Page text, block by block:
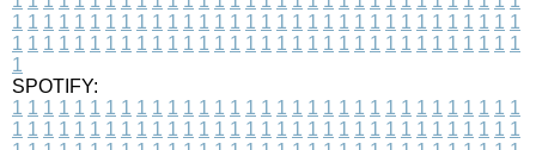
1 1 1 1 1 1 1 1 1 1 1 1 1 1 1 1 1 1 1 1 1 1 1 1 1 1 1 1 1 1 1 1 1
1 1 1 1 1 1 1 1 1 1 1 1 1 1 1 1 1 1 1 1 1 1 1 1 1 1 1 1 1 1 1 1 1
1
SPOTIFY:
1 1 1 1 1 1 1 1 1 1 1 1 1 1 1 1 1 1 1 1 1 1 1 1 1 1 1 1 1 1 1 1 1
1 1 1 1 1 1 1 1 1 1 1 1 1 1 1 1 1 1 1 1 1 1 1 1 1 1 1 1 1 1 1 1 1